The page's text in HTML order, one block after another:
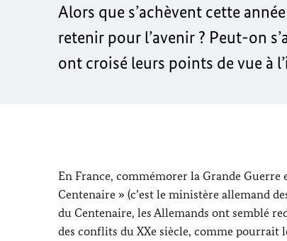
Alors que s’achèvent cette
retenir pour l’avenir ? Peut-on
ont croisé leurs points de vue à
En France, commémorer la Grande
Centenaire » (c’est le ministère allemand
du Centenaire, les Allemands ont semblé
des conflits du XXe siècle, comme pourrait